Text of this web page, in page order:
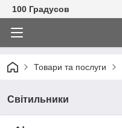
100 Градусов
Товари та послуги
Світильники